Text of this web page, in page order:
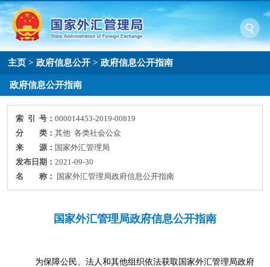
主页 >政府信息公开 >政府信息公开指南
政府信息公开指南
索 引 号：000014453-2019-00819
分 类：其他 各类社会公众
来 源： 国家外汇管理局
发布日期：2021-09-30
名 称：
国家外汇管理局政府信息公开指南
国家外汇管理局政府信息公开指南
为保障公民、法人和其他组织依法获取国家外汇管理局政府